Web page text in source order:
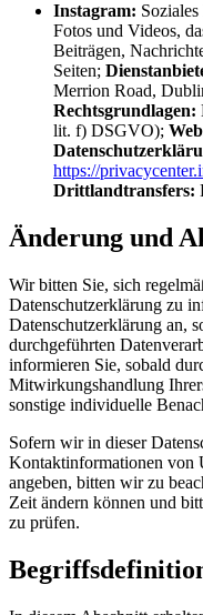
Instagram:
Fotos und Videos,
Beiträgen,
Seiten;
Merrion Road,
Rechtsgrundlagen:
lit. f) DSGVO);
https://
Drittlandtransfers:
Änderung und
Wir bitten Sie, sich
Datenschutzerklärung zu
Datenschutzerklärung an,
durchgeführten
informieren Sie, sobald
Mitwirkungshandlung
sonstige individuelle
Sofern wir in dieser
Kontaktinformationen von
angeben, bitten wir zu
Zeit ändern können und
zu prüfen.